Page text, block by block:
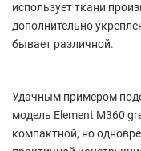
использует ткани
дополнительно
бывает различной.
Удачным примером
модель Element М360
компактной, но